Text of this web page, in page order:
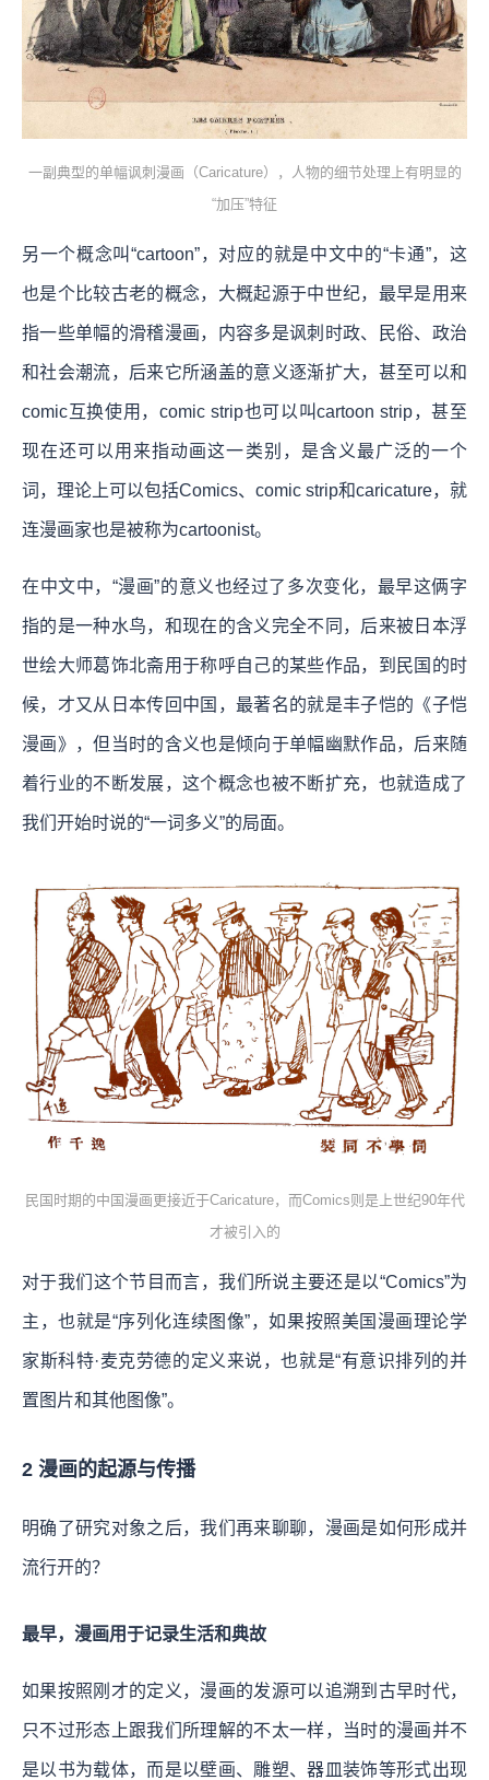
一副典型的单幅讽刺漫画（Caricature），人物的细节处理上有明显的
“加压”特征
另一个概念叫“cartoon”，对应的就是中文中的“卡通”，这
也是个比较古老的概念，大概起源于中世纪，最早是用来
指一些单幅的滑稽漫画，内容多是讽刺时政、民俗、政治
和社会潮流，后来它所涵盖的意义逐渐扩大，甚至可以和
comic互换使用，comic strip也可以叫cartoon strip，甚至
现在还可以用来指动画这一类别，是含义最广泛的一个
词，理论上可以包括Comics、comic strip和caricature，就
连漫画家也是被称为cartoonist。
在中文中，“漫画”的意义也经过了多次变化，最早这俩字
指的是一种水鸟，和现在的含义完全不同，后来被日本浮
世绘大师葛饰北斋用于称呼自己的某些作品，到民国的时
候，才又从日本传回中国，最著名的就是丰子恺的《子恺
漫画》，但当时的含义也是倾向于单幅幽默作品，后来随
着行业的不断发展，这个概念也被不断扩充，也就造成了
我们开始时说的“一词多义”的局面。
民国时期的中国漫画更接近于Caricature，而Comics则是上世纪90年代
才被引入的
对于我们这个节目而言，我们所说主要还是以“Comics”为
主，也就是“序列化连续图像”，如果按照美国漫画理论学
家斯科特·麦克劳德的定义来说，也就是“有意识排列的并
置图片和其他图像”。
2 漫画的起源与传播
明确了研究对象之后，我们再来聊聊，漫画是如何形成并
流行开的？
最早，漫画用于记录生活和典故
如果按照刚才的定义，漫画的发源可以追溯到古早时代，
只不过形态上跟我们所理解的不太一样，当时的漫画并不
是以书为载体，而是以壁画、雕塑、器皿装饰等形式出现